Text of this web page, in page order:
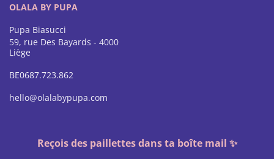
OLALA BY PUPA
Pupa Biasucci
59, rue Des Bayards - 4000
Liège
BE0687.723.862
hello@olalabypupa.com
Reçois des paillettes dans ta boîte mail ✨